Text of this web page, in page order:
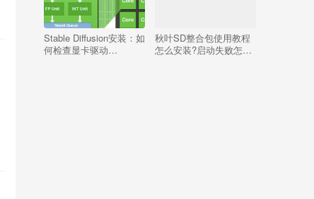
Stable Diffusion安装：如
何检查显卡驱动
秋叶SD整合包使用教程
怎么安装?启动失败怎么